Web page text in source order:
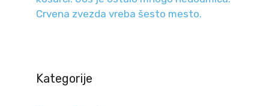
Crvena zvezda vreba šesto mesto.
Kategorije